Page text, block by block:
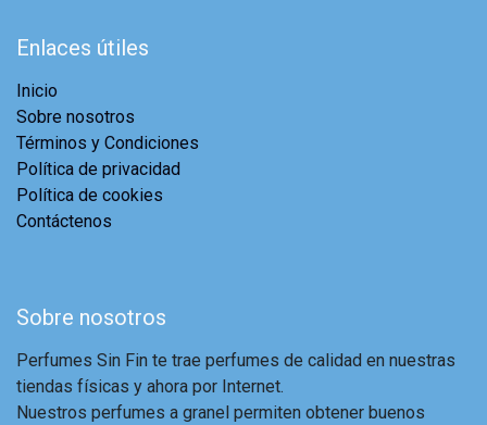
Enlaces útiles
Inicio
Sobre nosotros
Términos y Condiciones
Política de privacidad
Política de cookies
Contáctenos
Sobre nosotros
Perfumes Sin Fin te trae perfumes de calidad en nuestras
tiendas físicas y ahora por Internet.
Nuestros perfumes a granel permiten obtener buenos